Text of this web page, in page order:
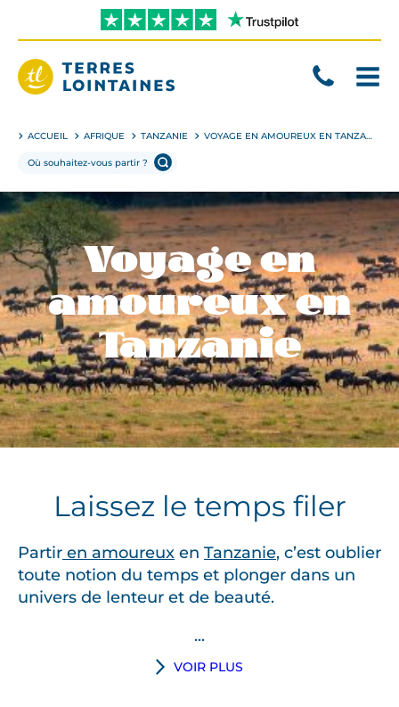
directement
contenu
ACCUEIL AFRIQUE TANZANIE VOYAGE EN AMOUREUX EN TANZANIE
Voyage en
amoureux en
Tanzanie
Laissez le temps filer
Partir en amoureux en Tanzanie, c’est oublier
toute notion du temps et plonger dans un
univers de lenteur et de beauté.
...
VOIR PLUS